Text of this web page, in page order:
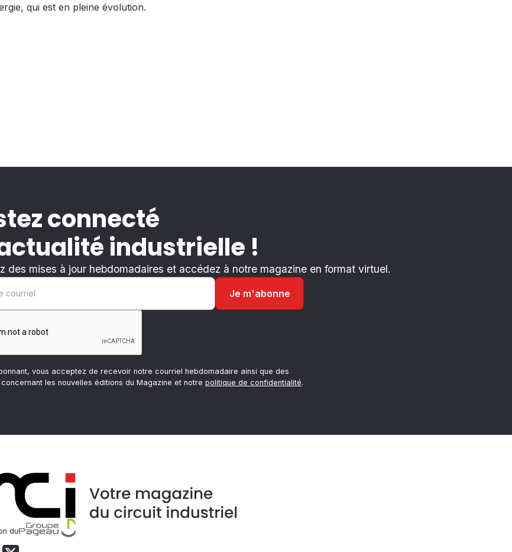
qui est en pleine évolution.
connecté
industrielle !
des mises à jour hebdomadaires et accédez à notre magazine en format virtuel.
vous acceptez de recevoir notre courriel hebdomadaire ainsi que des
les nouvelles éditions du Magazine et notre politique de confidentialité.
du